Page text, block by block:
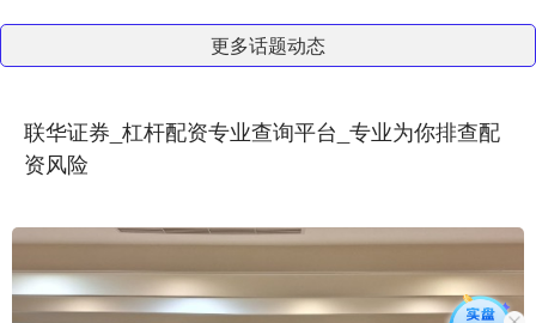
更多话题动态
联华证券_杠杆配资专业查询平台_专业为你排查配
资风险